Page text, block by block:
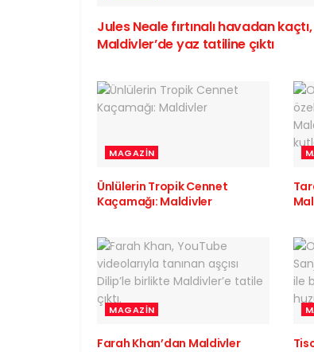
Jules Neale fırtınalı havadan kaçtı,
Maldivler’de yaz tatiline çıktı
MAGAZIN
Ünlülerin Tropik Cennet
Kaçamağı: Maldivler
MAGAZIN
Farah Khan’dan Maldivler